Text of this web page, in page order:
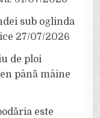
sub oglinda
27/07/2026
de ploi
până mâine
este